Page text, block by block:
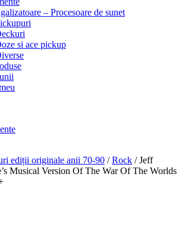
– Procesoare de sunet
si ace pickup
ediții originale anii 70-90 /Rock /Jeff
Musical Version Of The War Of The Worlds